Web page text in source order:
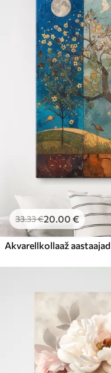
33.33€20.00 €
Akvarellkollaaž aastaajad